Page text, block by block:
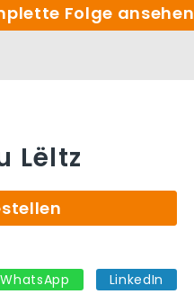
Folge ansehen
Lëltz
WhatsApp LinkedIn